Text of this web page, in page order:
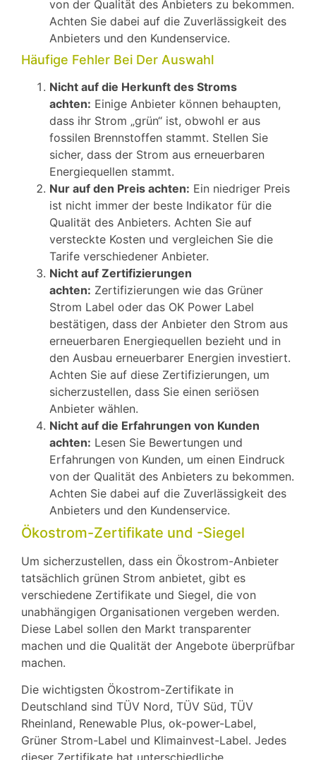
von der Qualität des Anbieters zu bekommen.
Achten Sie dabei auf die Zuverlässigkeit des
Anbieters und den Kundenservice.
Häufige Fehler Bei Der Auswahl
Nicht auf die Herkunft des Stroms
achten: Einige Anbieter können behaupten,
dass ihr Strom „grün“ ist, obwohl er aus
fossilen Brennstoffen stammt. Stellen Sie
sicher, dass der Strom aus erneuerbaren
Energiequellen stammt.
Nur auf den Preis achten: Ein niedriger Preis
ist nicht immer der beste Indikator für die
Qualität des Anbieters. Achten Sie auf
versteckte Kosten und vergleichen Sie die
Tarife verschiedener Anbieter.
Nicht auf Zertifizierungen
achten: Zertifizierungen wie das Grüner
Strom Label oder das OK Power Label
bestätigen, dass der Anbieter den Strom aus
erneuerbaren Energiequellen bezieht und in
den Ausbau erneuerbarer Energien investiert.
Achten Sie auf diese Zertifizierungen, um
sicherzustellen, dass Sie einen seriösen
Anbieter wählen.
Nicht auf die Erfahrungen von Kunden
achten: Lesen Sie Bewertungen und
Erfahrungen von Kunden, um einen Eindruck
von der Qualität des Anbieters zu bekommen.
Achten Sie dabei auf die Zuverlässigkeit des
Anbieters und den Kundenservice.
Ökostrom-Zertifikate und -Siegel
Um sicherzustellen, dass ein Ökostrom-Anbieter
tatsächlich grünen Strom anbietet, gibt es
verschiedene Zertifikate und Siegel, die von
unabhängigen Organisationen vergeben werden.
Diese Label sollen den Markt transparenter
machen und die Qualität der Angebote überprüfbar
machen.
Die wichtigsten Ökostrom-Zertifikate in
Deutschland sind TÜV Nord, TÜV Süd, TÜV
Rheinland, Renewable Plus, ok-power-Label,
Grüner Strom-Label und Klimainvest-Label. Jedes